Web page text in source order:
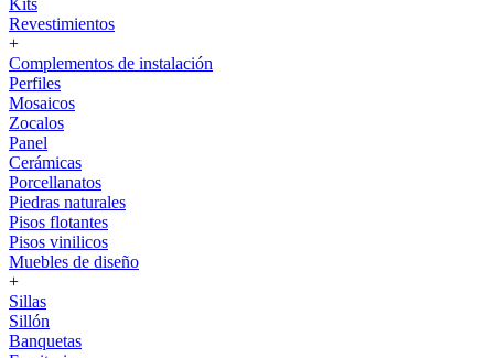
Kits
Revestimientos
+
Complementos de instalación
Perfiles
Mosaicos
Zocalos
Panel
Cerámicas
Porcellanatos
Piedras naturales
Pisos flotantes
Pisos vinilicos
Muebles de diseño
+
Sillas
Sillón
Banquetas